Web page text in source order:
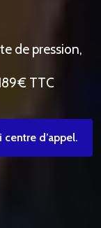
de pression,
€ TTC
d’appel.